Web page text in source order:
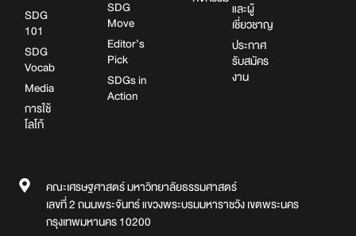
SDG
101
SDG
Vocab
Media
การใช้
โลโก้
SDG
Move
Editor’s
Pick
SDGs in
Action
และผู้
เชี่ยวชาญ
ประกาศ
รับสมัคร
งาน
คณะเศรษฐศาสตร์ มหาวิทยาลัยธรรมศาสตร์
เลขที่ 2 ถนนพระจันทร์ แขวงพระบรมมหาราชวัง เขตพระนคร
กรุงเทพมหานคร 10200